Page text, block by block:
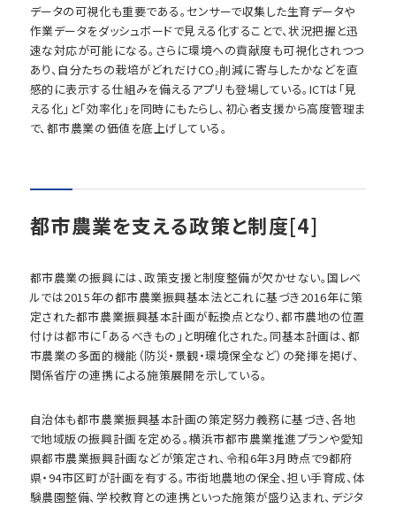
データの可視化も重要である。センサーで収集した生育データや
作業データをダッシュボードで見える化することで、状況把握と迅
速な対応が可能になる。さらに環境への貢献度も可視化されつつ
あり、自分たちの栽培がどれだけCO₂削減に寄与したかなどを直
感的に表示する仕組みを備えるアプリも登場している。ICTは「見
える化」と「効率化」を同時にもたらし、初心者支援から高度管理ま
で、都市農業の価値を底上げしている。
都市農業を支える政策と制度[4]
都市農業の振興には、政策支援と制度整備が欠かせない。国レベ
ルでは2015年の都市農業振興基本法とこれに基づき2016年に策
定された都市農業振興基本計画が転換点となり、都市農地の位置
付けは都市に「あるべきもの」と明確化された。同基本計画は、都
市農業の多面的機能（防災・景観・環境保全など）の発揮を掲げ、
関係省庁の連携による施策展開を示している。
自治体も都市農業振興基本計画の策定努力義務に基づき、各地
で地域版の振興計画を定める。横浜市都市農業推進プランや愛知
県都市農業振興計画などが策定され、令和6年3月時点で9都府
県・94市区町が計画を有する。市街地農地の保全、担い手育成、体
験農園整備、学校教育との連携といった施策が盛り込まれ、デジタ